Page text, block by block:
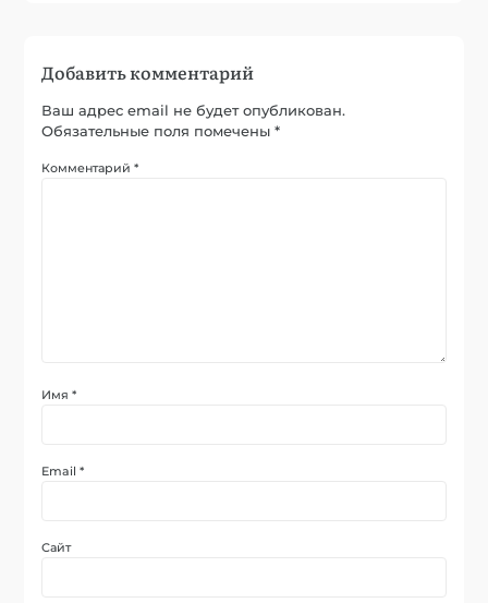
Добавить комментарий
Ваш адрес email не будет опубликован.
Обязательные поля помечены*
Комментарий*
Имя*
Email*
Сайт